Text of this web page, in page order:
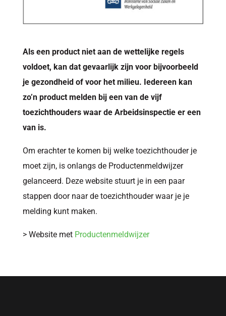
Als een product niet aan de wettelijke regels
voldoet, kan dat gevaarlijk zijn voor bijvoorbeeld
je gezondheid of voor het milieu. Iedereen kan
zo’n product melden bij een van de vijf
toezichthouders waar de Arbeidsinspectie er een
van is.
Om erachter te komen bij welke toezichthouder je
moet zijn, is onlangs de Productenmeldwijzer
gelanceerd. Deze website stuurt je in een paar
stappen door naar de toezichthouder waar je je
melding kunt maken.
> Website met Productenmeldwijzer